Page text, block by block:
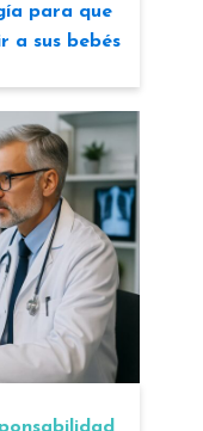
para que
a sus bebés